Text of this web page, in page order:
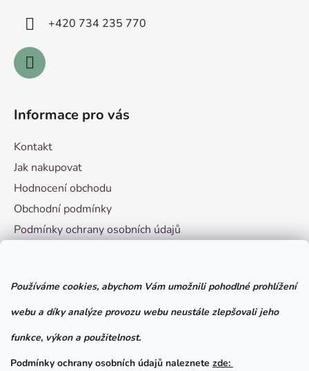
Používáme cookies, abychom Vám umožnili pohodlné prohlížení
webu a díky analýze provozu webu neustále zlepšovali jeho
funkce, výkon a použitelnost.
Podmínky ochrany osobních údajů naleznete zde:
+420 ­734 235 770
Informace pro vás
Kontakt
Jak nakupovat
Hodnocení obchodu
Obchodní podmínky
Podmínky ochrany osobních údajů
Facebook